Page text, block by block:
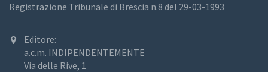
Registrazione Tribunale di Brescia n.8 del 29-03-1993
Editore:
a.c.m. INDIPENDENTEMENTE
Via delle Rive, 1